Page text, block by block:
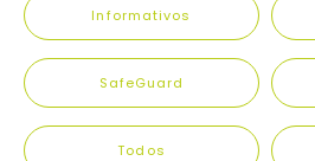
SafeGuard
Informativos
Todos